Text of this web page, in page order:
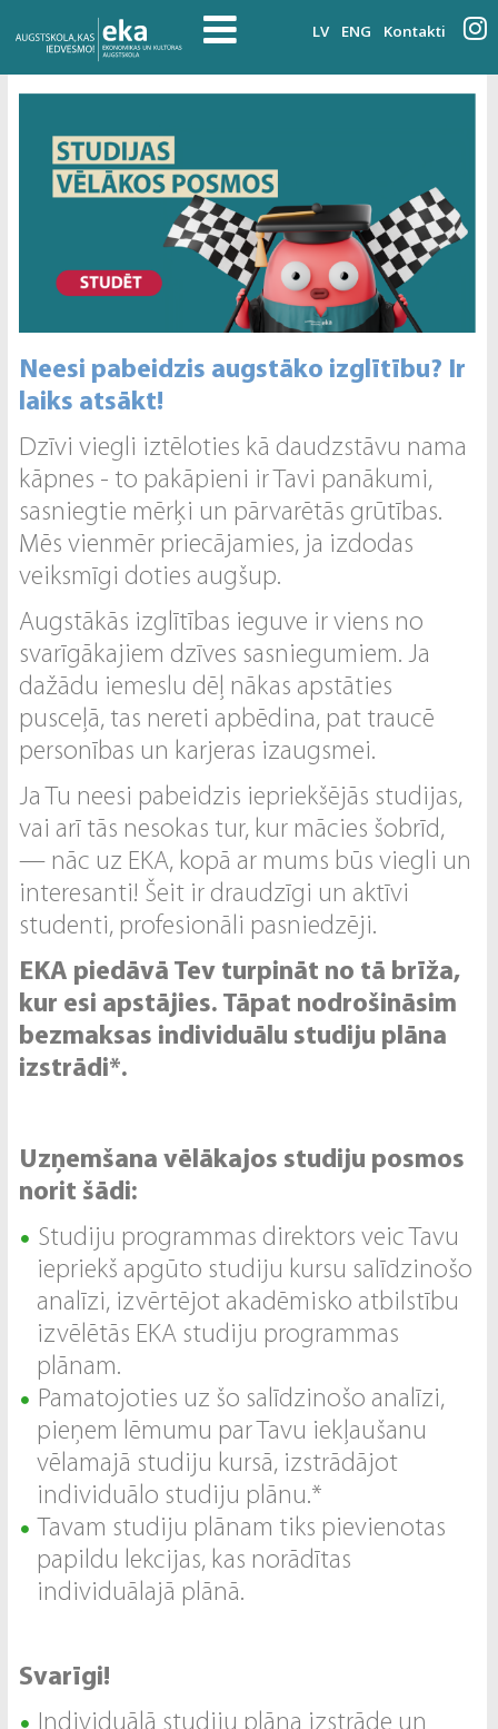
LV ENG Kontakti
Neesi pabeidzis augstāko izglītību? Ir
laiks atsākt!
Dzīvi viegli iztēloties kā daudzstāvu nama
kāpnes - to pakāpieni ir Tavi panākumi,
sasniegtie mērķi un pārvarētās grūtības.
Mēs vienmēr priecājamies, ja izdodas
veiksmīgi doties augšup.
Augstākās izglītības ieguve ir viens no
svarīgākajiem dzīves sasniegumiem. Ja
dažādu iemeslu dēļ nākas apstāties
pusceļā, tas nereti apbēdina, pat traucē
personības un karjeras izaugsmei.
Ja Tu neesi pabeidzis iepriekšējās studijas,
vai arī tās nesokas tur, kur mācies šobrīd,
— nāc uz EKA, kopā ar mums būs viegli un
interesanti! Šeit ir draudzīgi un aktīvi
studenti, profesionāli pasniedzēji.
EKA piedāvā Tev turpināt no tā brīža,
kur esi apstājies. Tāpat nodrošināsim
bezmaksas individuālu studiju plāna
izstrādi*.
Uzņemšana vēlākajos studiju posmos
norit šādi:
Studiju programmas direktors veic Tavu
iepriekš apgūto studiju kursu salīdzinošo
analīzi, izvērtējot akadēmisko atbilstību
izvēlētās EKA studiju programmas
plānam.
Pamatojoties uz šo salīdzinošo analīzi,
pieņem lēmumu par Tavu iekļaušanu
vēlamajā studiju kursā, izstrādājot
individuālo studiju plānu.*
Tavam studiju plānam tiks pievienotas
papildu lekcijas, kas norādītas
individuālajā plānā.
Svarīgi!
Individuālā studiju plāna izstrāde un